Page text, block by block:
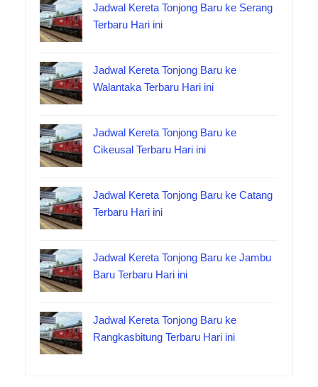
Jadwal Kereta Tonjong Baru ke Serang
Terbaru Hari ini
Jadwal Kereta Tonjong Baru ke
Walantaka Terbaru Hari ini
Jadwal Kereta Tonjong Baru ke
Cikeusal Terbaru Hari ini
Jadwal Kereta Tonjong Baru ke Catang
Terbaru Hari ini
Jadwal Kereta Tonjong Baru ke Jambu
Baru Terbaru Hari ini
Jadwal Kereta Tonjong Baru ke
Rangkasbitung Terbaru Hari ini